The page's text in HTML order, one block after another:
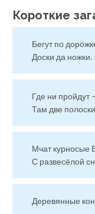
Короткие
Бегут по
Доски да ножки.
Где ни пройдут –
Там две
Мчат курносые
С развесёлой
Деревянные